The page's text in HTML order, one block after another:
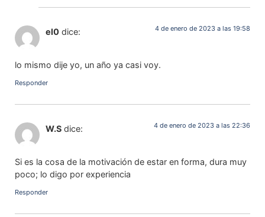
el0 dice: 4 de enero de 2023 a las 19:58
lo mismo dije yo, un año ya casi voy.
Responder
W.S dice: 4 de enero de 2023 a las 22:36
Si es la cosa de la motivación de estar en forma, dura muy
poco; lo digo por experiencia
Responder